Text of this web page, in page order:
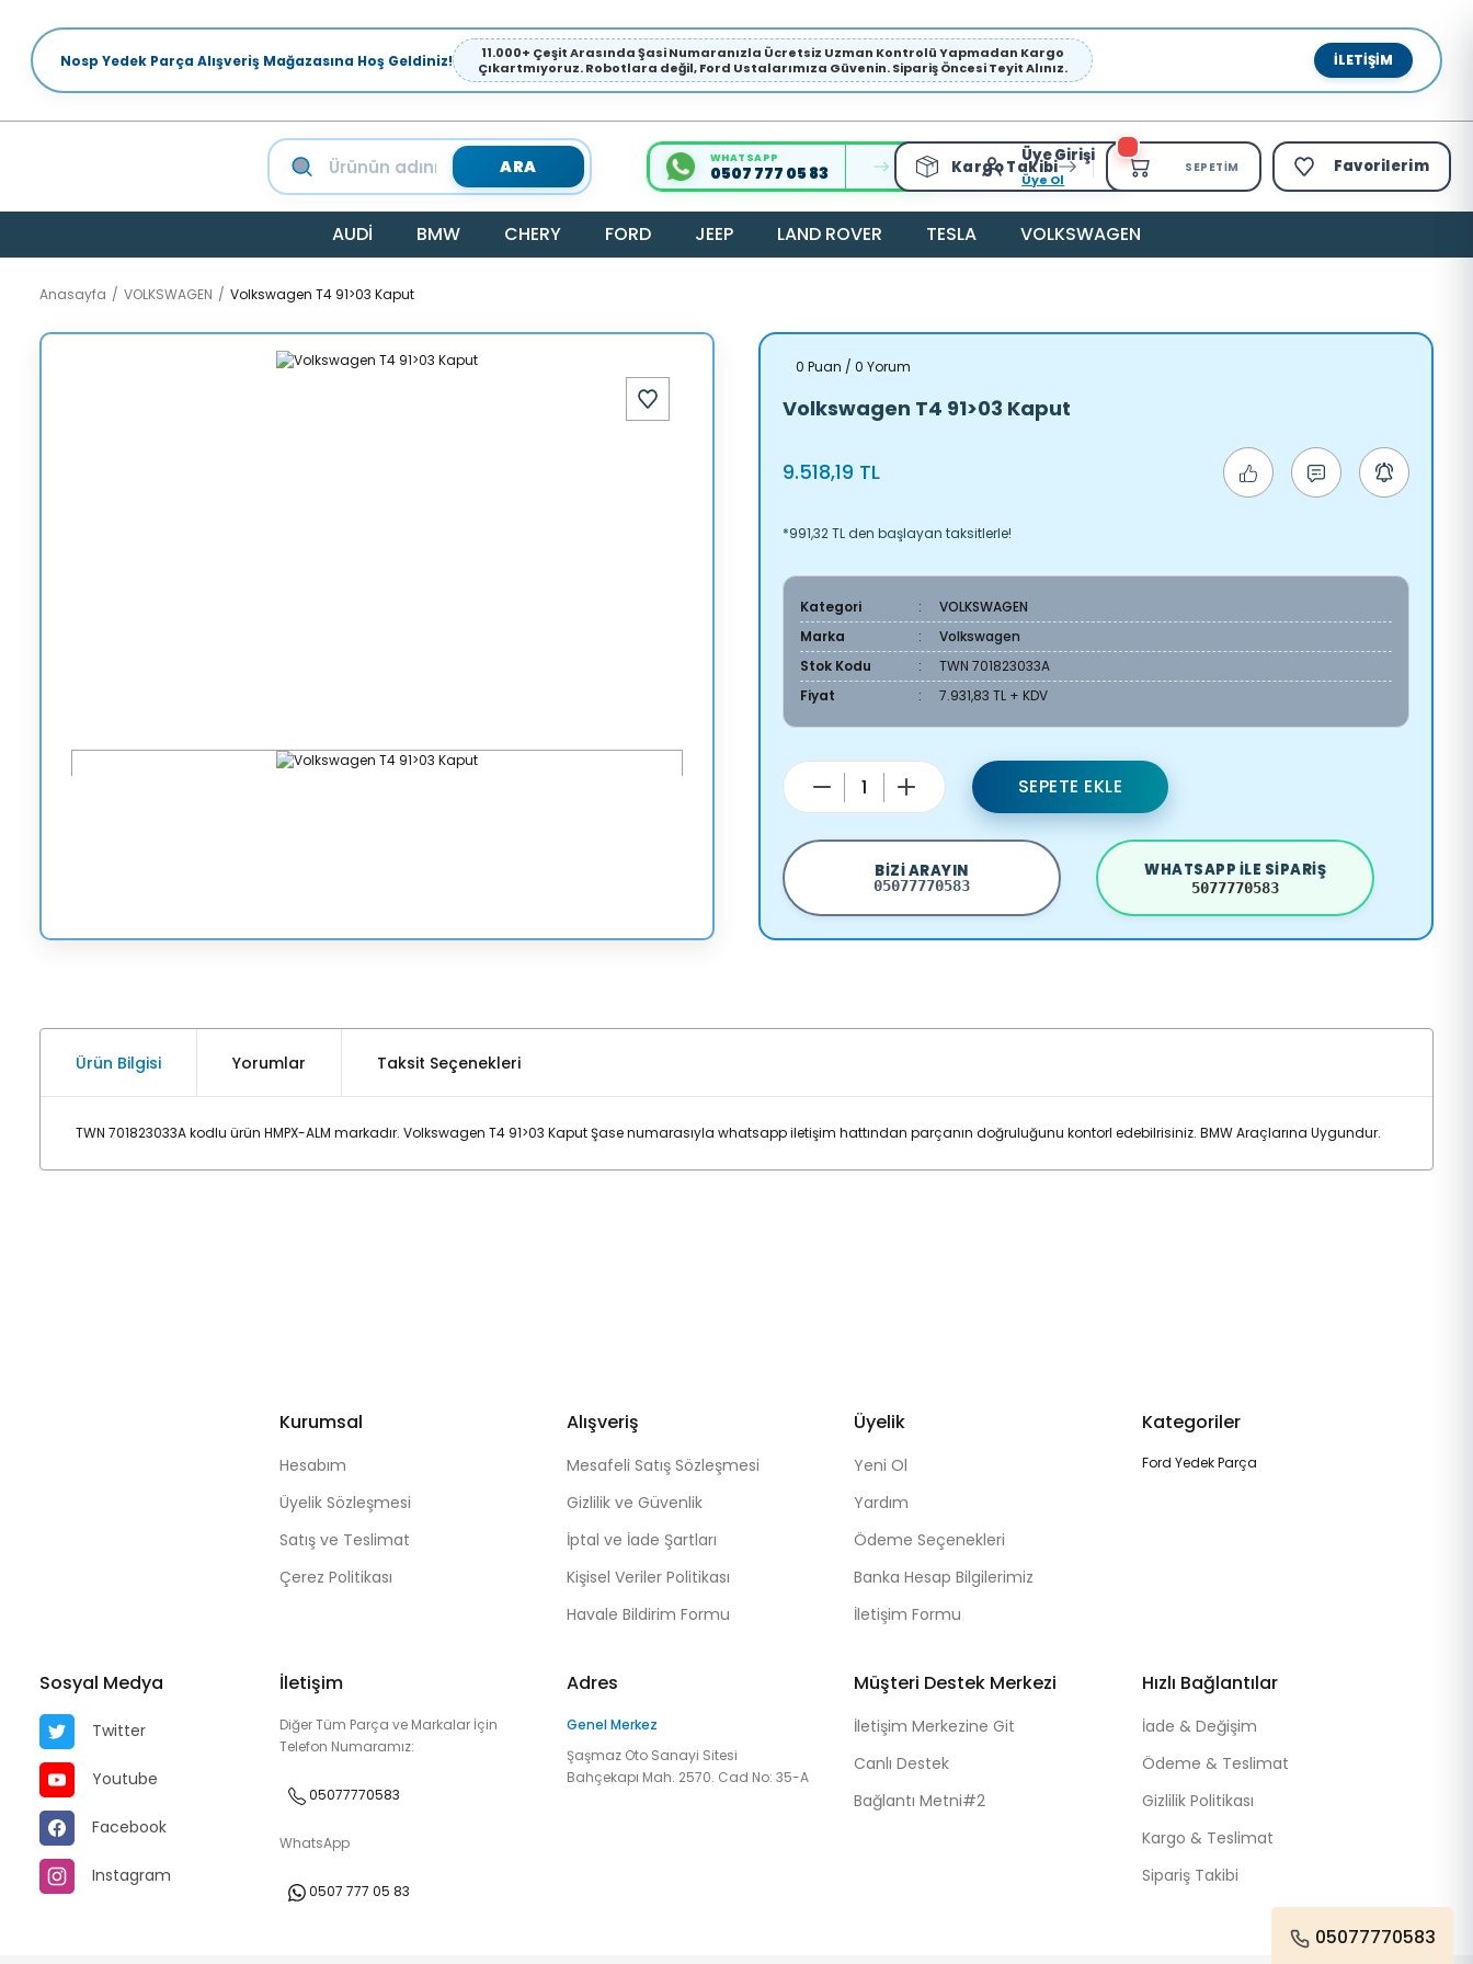
Nosp Yedek Parça Alışveriş Mağazasına Hoş Geldiniz!
11.000+ Çeşit Arasında Şasi Numaranızla Ücretsiz Uzman Kontrolü Yapmadan Kargo
Çıkartmıyoruz. Robotlara değil, Ford Ustalarımıza Güvenin. Sipariş Öncesi Teyit Alınız.
İLETIŞIM
ARA WHATSAPP
0507 777 05 83 Kargo Takibi
Üye Girişi
Üye Ol
SEPETIM Favorilerim
AUDİ BMW CHERY FORD JEEP LAND ROVER TESLA VOLKSWAGEN
Anasayfa VOLKSWAGEN Volkswagen T4 91>03 Kaput
0 Puan / 0 Yorum
Volkswagen T4 91>03 Kaput
9.518,19 TL
*991,32 TL den başlayan taksitlerle!
Kategori
VOLKSWAGEN
Marka
Volkswagen
Stok Kodu
TWN 701823033A
Fiyat
7.931,83 TL + KDV
SEPETE EKLE
BIZI ARAYIN
05077770583
WHATSAPP ILE SIPARIŞ
5077770583
Ürün Bilgisi Yorumlar Taksit Seçenekleri
TWN 701823033A kodlu ürün HMPX-ALM markadır. Volkswagen T4 91>03 Kaput Şase numarasıyla whatsapp iletişim hattından parçanın doğruluğunu kontorl edebilrisiniz. BMW Araçlarına Uygundur.
Kurumsal
Hesabım
Üyelik Sözleşmesi
Satış ve Teslimat
Çerez Politikası
Alışveriş
Mesafeli Satış Sözleşmesi
Gizlilik ve Güvenlik
İptal ve İade Şartları
Kişisel Veriler Politikası
Havale Bildirim Formu
Üyelik
Yeni Ol
Yardım
Ödeme Seçenekleri
Banka Hesap Bilgilerimiz
İletişim Formu
Kategoriler
Ford Yedek Parça
Sosyal Medya
Twitter
Youtube
Facebook
Instagram
İletişim
Diğer Tüm Parça ve Markalar İçin
Telefon Numaramız:
05077770583
WhatsApp
0507 777 05 83
Adres
Genel Merkez
Şaşmaz Oto Sanayi Sitesi
Bahçekapı Mah. 2570. Cad No: 35-A
Müşteri Destek Merkezi
İletişim Merkezine Git
Canlı Destek
Bağlantı Metni#2
Hızlı Bağlantılar
İade & Değişim
Ödeme & Teslimat
Gizlilik Politikası
Kargo & Teslimat
Sipariş Takibi
05077770583